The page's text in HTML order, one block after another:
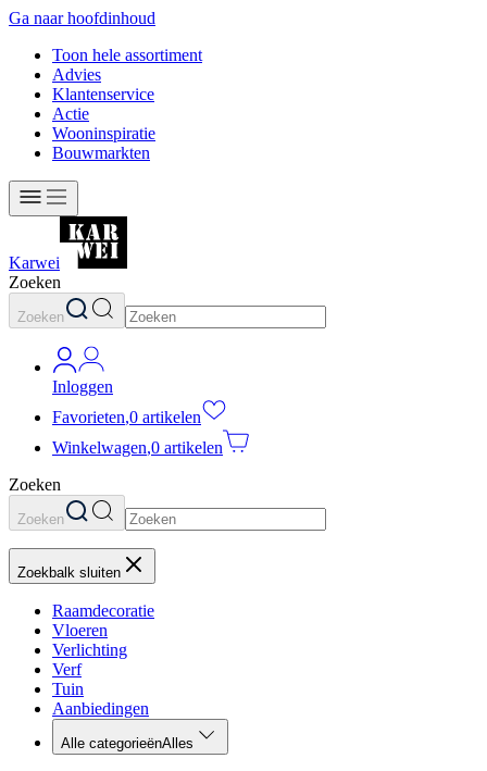
Ga naar hoofdinhoud
Toon hele assortiment
Advies
Klantenservice
Actie
Wooninspiratie
Bouwmarkten
Karwei
Zoeken
Zoeken
Inloggen
Favorieten,0 artikelen
Winkelwagen,0 artikelen
Zoeken
Zoeken
Zoekbalk sluiten
Raamdecoratie
Vloeren
Verlichting
Verf
Tuin
Aanbiedingen
Alle categorieënAlles